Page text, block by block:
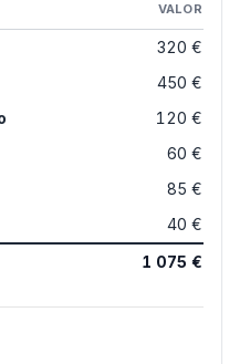
VALOR
320 €
450 €
120 €
60 €
85 €
40 €
1 075 €